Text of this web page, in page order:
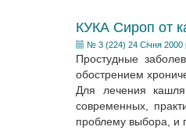
КУКА Сироп от
№ 3 (224) 24 Січня 2000
Простудные
обострением
Для лечения
современных,
проблему выбора, и